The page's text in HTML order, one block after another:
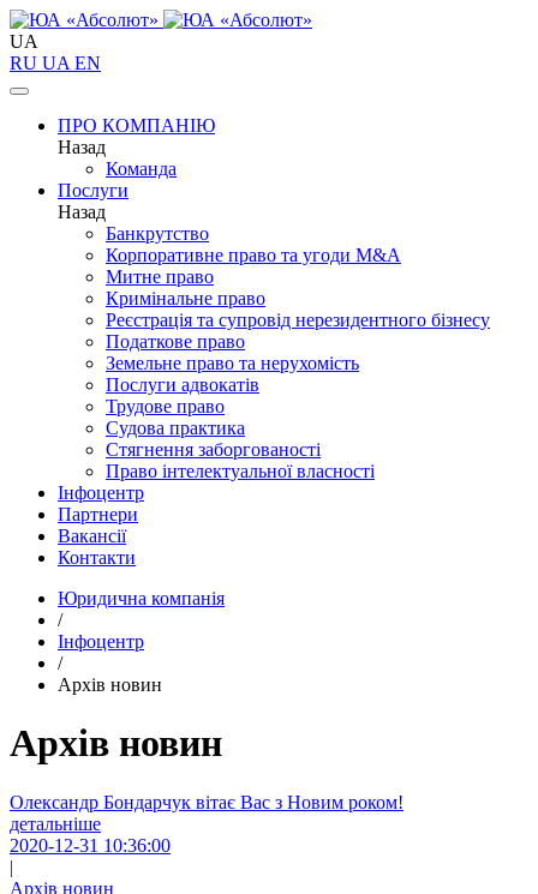
UA
RU UA EN
ПРО КОМПАНІЮ
Назад
Команда
Послуги
Назад
Банкрутство
Корпоративне право та угоди M&A
Митне право
Кримінальне право
Реєстрація та супровід нерезидентного бізнесу
Податкове право
Земельне право та нерухомість
Послуги адвокатів
Трудове право
Судова практика
Стягнення заборгованості
Право інтелектуальної власності
Інфоцентр
Партнери
Вакансії
Контакти
Юридична компанія
/
Інфоцентр
/
Архів новин
Архів новин
Олександр Бондарчук вітає Вас з Новим роком!
детальніше
2020-12-31 10:36:00
|
Архів новин